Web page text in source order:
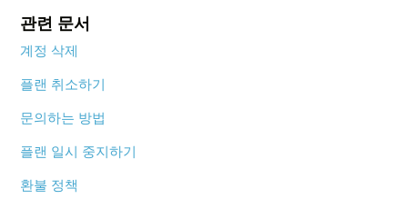
관련 문서
계정 삭제
플랜 취소하기
문의하는 방법
플랜 일시 중지하기
환불 정책